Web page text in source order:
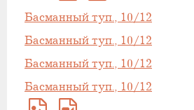
Басманный туп., 10/12
Басманный туп., 10/12
Басманный туп., 10/12
Басманный туп., 10/12